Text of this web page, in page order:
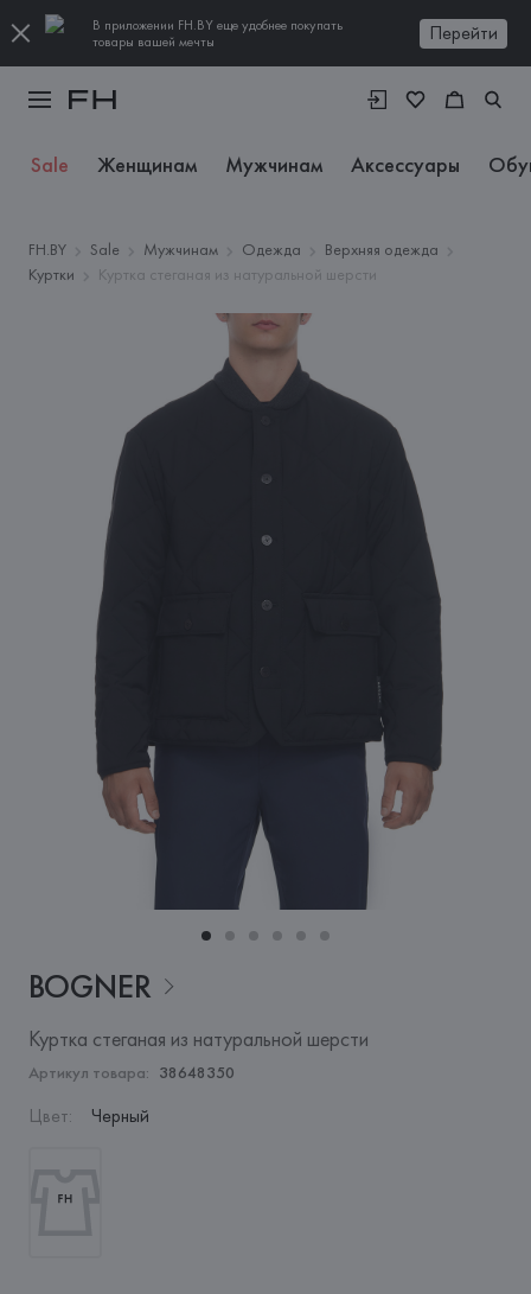
В приложении FH.BY еще удобнее покупать
товары вашей мечты
Перейти
Sale Женщинам Мужчинам Аксессуары
FH.BY Sale Мужчинам Одежда
Верхняя одежда
Куртки
Куртка стеганая из натуральной шерсти
BOGNER
Куртка стеганая из натуральной шерсти
Артикул товара: 38648350
Цвет: Черный